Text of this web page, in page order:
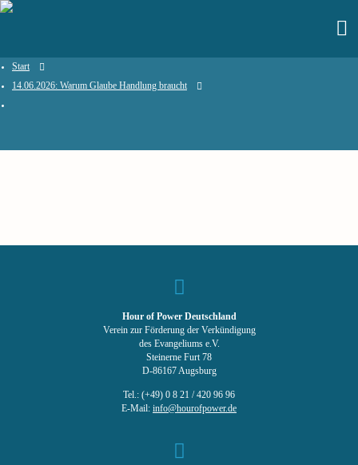
Start
14.06.2026: Warum Glaube Handlung braucht
Hour of Power Deutschland
Verein zur Förderung der Verkündigung
des Evangeliums e.V.
Steinerne Furt 78
D-86167 Augsburg
Tel.: (+49) 0 8 21 / 420 96 96
E-Mail: info@hourofpower.de